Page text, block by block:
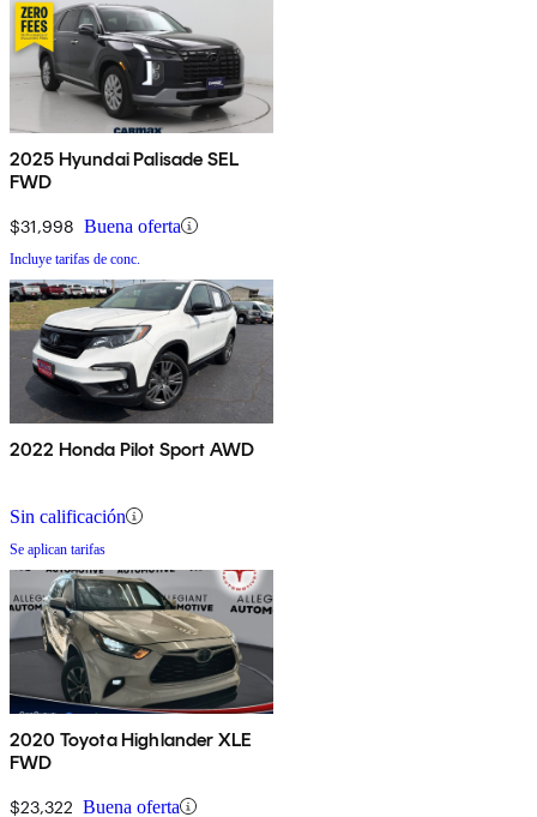
2025 Hyundai Palisade SEL
FWD
$31,998 Buena oferta
Incluye tarifas de conc.
2022 Honda Pilot Sport AWD
Sin calificación
Se aplican tarifas
2020 Toyota Highlander XLE
FWD
$23,322 Buena oferta